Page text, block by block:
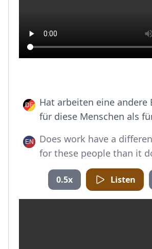
Hat arbeiten eine andere
für diese Menschen als
Does work have a
for these people than it
0.5x Listen